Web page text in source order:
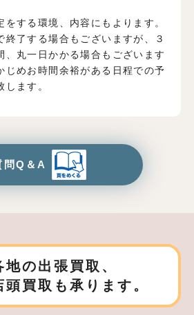
をする環境、内容にもよります。
終了する場合もございますが、３
、丸一日かかる場合もございます
じめお時間余裕がある日程での予
します。
問Q＆A
の出張買取、
買取も承ります。